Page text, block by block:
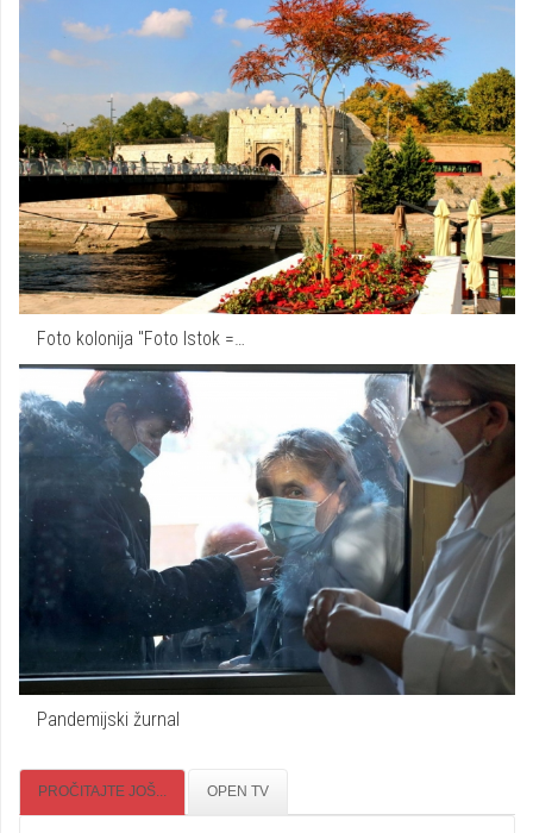
Foto kolonija "Foto Istok =…
Pandemijski žurnal
PROČITAJTE JOŠ... OPEN TV